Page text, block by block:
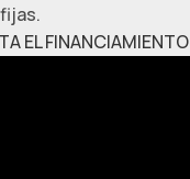
EL FINANCIAMIENTO